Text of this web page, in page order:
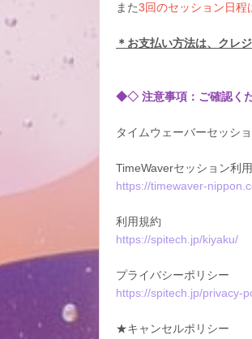
また3回のセッション日程
＊お支払い方法は、クレ
◆◇ 注意事項：ご確認
タイムウェーバーセッシ
TimeWaverセッション利
https://timewaver-
利用規約
https://spitech.jp/kiyaku/
プライバシーポリシー
https://spitech.jp/privacy-
★キャンセルポリシー